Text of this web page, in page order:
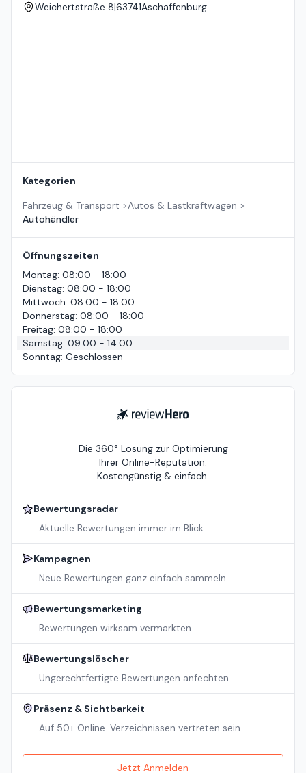
Weichertstraße 8|63741Aschaffenburg
Kategorien
Fahrzeug & Transport >Autos & Lastkraftwagen >
Autohändler
Öffnungszeiten
Montag: 08:00 - 18:00
Dienstag: 08:00 - 18:00
Mittwoch: 08:00 - 18:00
Donnerstag: 08:00 - 18:00
Freitag: 08:00 - 18:00
Samstag: 09:00 - 14:00
Sonntag: Geschlossen
ReviewHero
Die 360° Lösung zur Optimierung
Ihrer Online-Reputation.
Kostengünstig & einfach.
Bewertungsradar
Aktuelle Bewertungen immer im Blick.
Kampagnen
Neue Bewertungen ganz einfach sammeln.
Bewertungsmarketing
Bewertungen wirksam vermarkten.
Bewertungslöscher
Ungerechtfertigte Bewertungen anfechten.
Präsenz & Sichtbarkeit
Auf 50+ Online-Verzeichnissen vertreten sein.
Jetzt Anmelden